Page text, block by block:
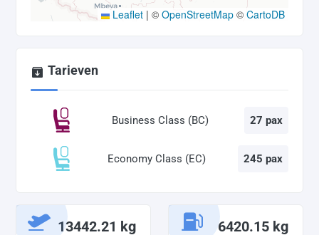
Leaflet | © OpenStreetMap © CartoDB
Tarieven
Business Class (BC) 27 pax
Economy Class (EC) 245 pax
13442.21 kg 6420.15 kg